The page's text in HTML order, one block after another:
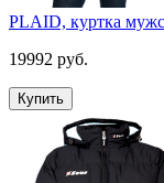
PLAID, куртка
19992 руб.
Купить